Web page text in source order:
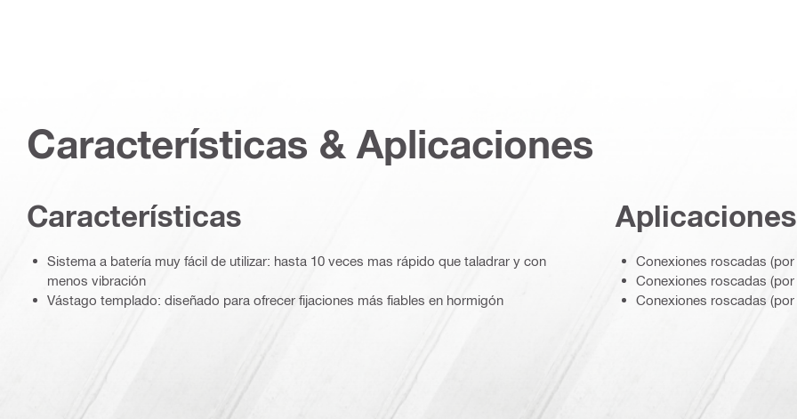
Características & Aplicaciones
Características
Sistema a batería muy fácil de utilizar: hasta 10 veces mas rápido que taladrar y con
menos vibración
Vástago templado: diseñado para ofrecer fijaciones más fiables en hormigón
Aplicaciones
Conexiones roscadas
Conexiones roscadas
Conexiones roscadas